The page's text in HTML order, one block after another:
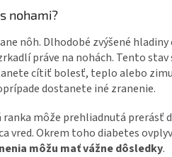
nohami?
nôh. Dlhodobé zvýšené
práve na nohách. Tento
cítiť bolesť, teplo alebo
dostanete iné zranenie.
ranka môže prehliadnutá prerásť
vred. Okrem toho diabetes
môžu mať vážne dôsledky.